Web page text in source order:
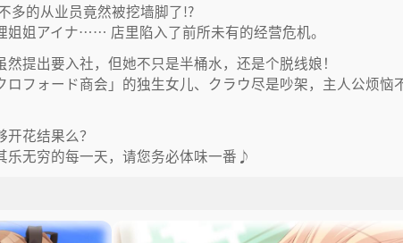
的从业员竟然被挖墙脚了!?
姐アイナ…… 店里陷入了前所未有的经营危机。
提出要入社，但她不只是半桶水，还是个脱线娘！
フォード商会」的独生女儿、クラウ尽是吵架，主人公烦恼
花结果么？
乐无穷的每一天，请您务必体味一番♪